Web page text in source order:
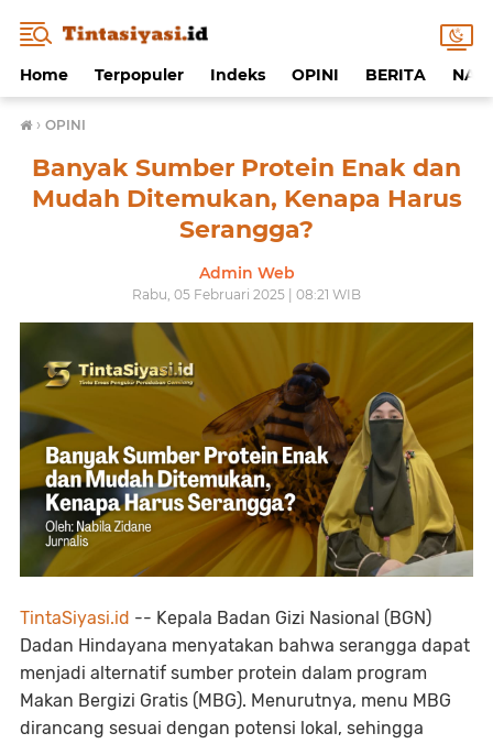
Home Terpopuler Indeks OPINI BERITA
› OPINI
Banyak Sumber Protein Enak dan
Mudah Ditemukan, Kenapa Harus
Serangga?
Admin Web
Rabu, 05 Februari 2025 | 08:21 WIB
TintaSiyasi.id -- Kepala Badan Gizi Nasional (BGN)
Dadan Hindayana menyatakan bahwa serangga dapat
menjadi alternatif sumber protein dalam program
Makan Bergizi Gratis (MBG). Menurutnya, menu MBG
dirancang sesuai dengan potensi lokal, sehingga